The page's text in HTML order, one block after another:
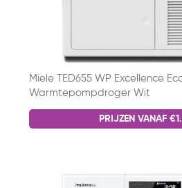
Miele TED655 WP Excellence
Warmtepompdroger Wit
PRIJZEN VANAF